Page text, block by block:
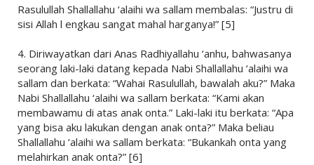
Rasulullah Shallallahu ‘alaihi wa sallam membalas: “Justru di
sisi Allah l engkau sangat mahal harganya!” [5]
4. Diriwayatkan dari Anas Radhiyallahu ‘anhu, bahwasanya
seorang laki-laki datang kepada Nabi Shallallahu ‘alaihi wa
sallam dan berkata: “Wahai Rasulullah, bawalah aku?” Maka
Nabi Shallallahu ‘alaihi wa sallam berkata: “Kami akan
membawamu di atas anak onta.” Laki-laki itu berkata: “Apa
yang bisa aku lakukan dengan anak onta?” Maka beliau
Shallallahu ‘alaihi wa sallam berkata: “Bukankah onta yang
melahirkan anak onta?” [6]